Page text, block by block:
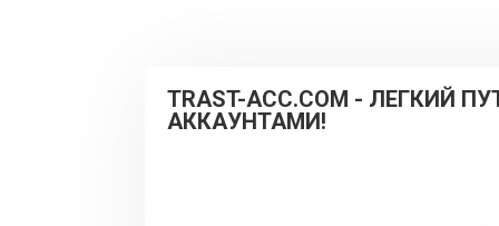
TRAST-ACC.COM - ЛЕГКИЙ
АККАУНТАМИ!